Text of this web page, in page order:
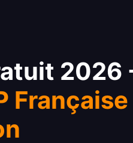
2026
Française